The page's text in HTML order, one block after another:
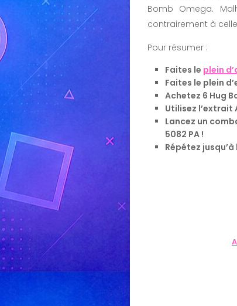
Bomb Omega.
contrairement à
Pour résumer :
Faites le plein
Faites le plein
Achetez 6 Hug
Utilisez
Lancez un
5082 PA !
Répétez